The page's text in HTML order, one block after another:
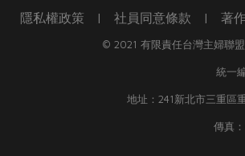
隱私權政策 | 社員同意條款 | 著
© 2021 有限責任台灣主婦聯
統一
地址：241新北市三重區
傳真